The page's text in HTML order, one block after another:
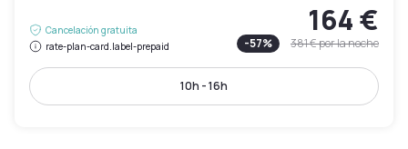
Cancelación gratuita
rate-plan-card.label-prepaid
164 €
-57% 381 €por la noche
10h - 16h